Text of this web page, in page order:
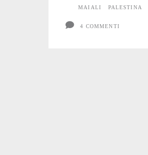
dei
bambini
MAIALI PALESTINA
4 COMMENTI